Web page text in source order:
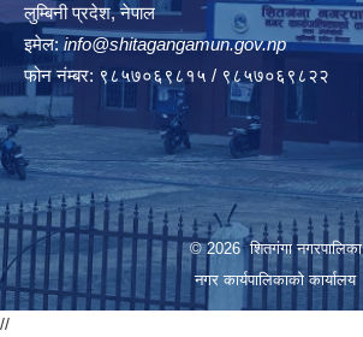
लुम्बिनी प्रदेश, नेपाल
इमेल: info@shitagangamun.gov.np
फोन नंम्बर: ९८५७०६९८१५ / ९८५७०६९८२२
© 2026 शितगंगा नगरपालिका
नगर कार्यपालिकाकाे कार्यालय
//